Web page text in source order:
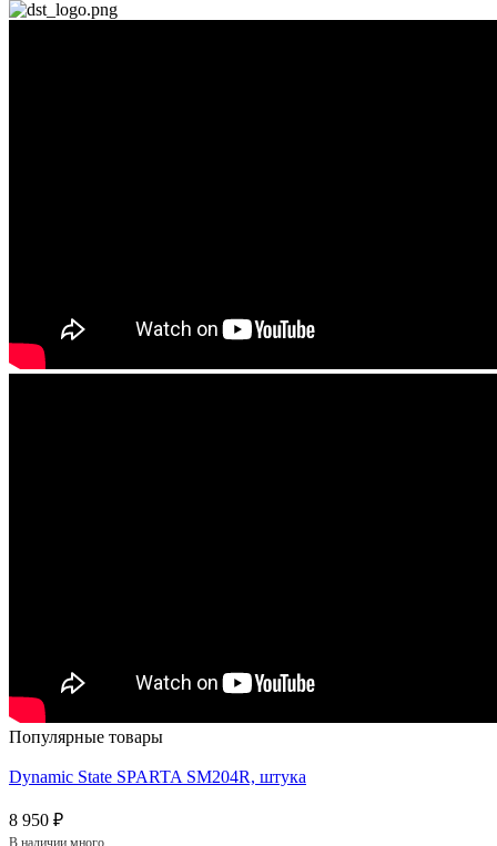
Популярные товары
Dynamic State SPARTA SM204R, штука
8 950 ₽
В наличии много